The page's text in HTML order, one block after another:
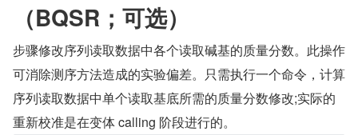
（BQSR；可选）
步骤修改序列读取数据中各个读取碱基的质量分数。此操作
可消除测序方法造成的实验偏差。只需执行一个命令，计算
序列读取数据中单个读取基底所需的质量分数修改;实际的
重新校准是在变体 calling 阶段进行的。